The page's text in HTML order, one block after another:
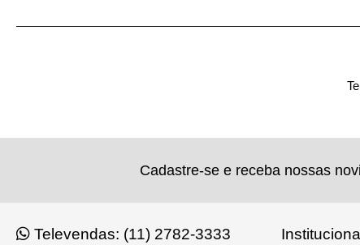
Cadastre-se e receba nossas
Televendas: (11) 2782-3333